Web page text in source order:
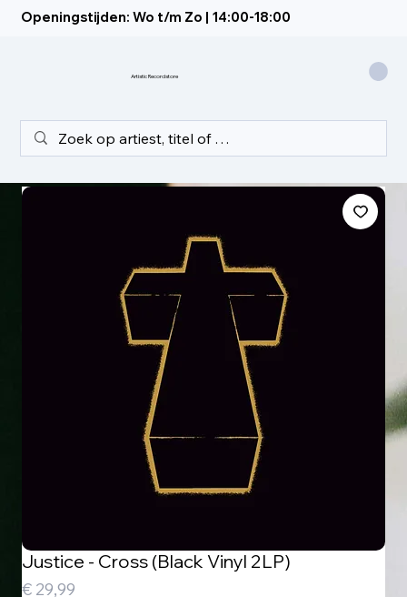
Openingstijden: Wo t/m Zo | 14:00-18:00
Artistic Recordstore
Justice - Cross (Black Vinyl 2LP)
€ 29,99